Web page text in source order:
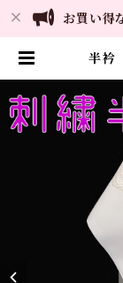
お買い得
半
式